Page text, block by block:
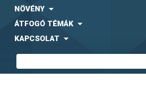
NÖVÉNY
ÁTFOGÓ TÉMÁK
KAPCSOLAT